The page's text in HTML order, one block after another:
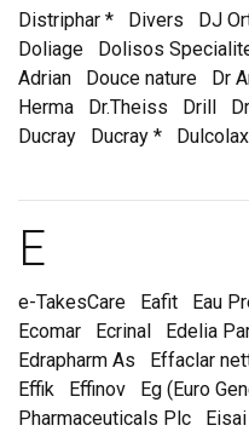
Distriphar *
Divers DJ
Doliage
Dolisos
Adrian
Douce nature Dr
Herma
Dr.Theiss Drill
Ducray
Ducray * Dulcolax
Marques
E
e-TakesCare Eafit Eau
Ecomar
Ecrinal Edelia
Edrapharm As
Effaclar
Effik
Effinov Eg (Euro
Pharmaceuticals Plc